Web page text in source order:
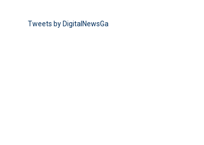
Tweets by DigitalNewsGa